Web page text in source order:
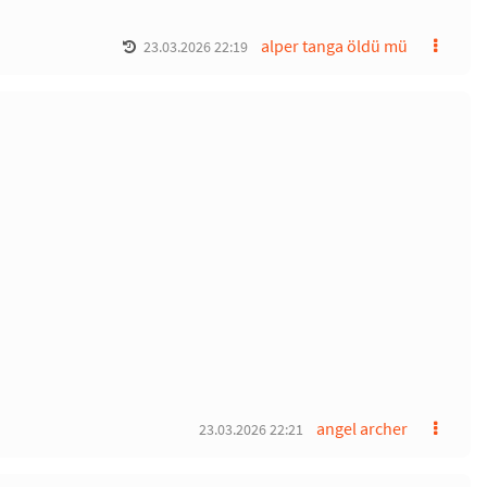
alper tanga öldü mü
23.03.2026 22:19
angel archer
23.03.2026 22:21